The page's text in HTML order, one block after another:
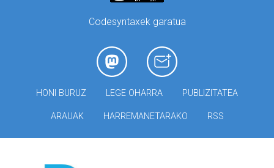
Codesyntaxek garatua
HONI BURUZ LEGE OHARRA PUBLIZITATEA
ARAUAK HARREMANETARAKO RSS